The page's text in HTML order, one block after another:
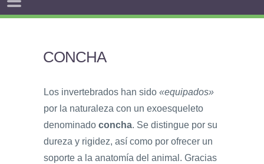
CONCHA
Los invertebrados han sido «equipados»
por la naturaleza con un exoesqueleto
denominado concha. Se distingue por su
dureza y rigidez, así como por ofrecer un
soporte a la anatomía del animal. Gracias